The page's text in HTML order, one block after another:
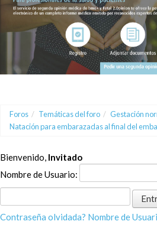
Foros / Temáticas del foro / Gestación
Natación para embarazadas al final del
Bienvenido, Invitado
Nombre de Usuario:
Contraseña olvidada? Nombre de